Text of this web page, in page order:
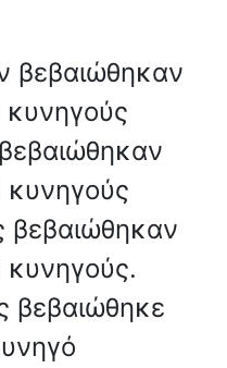
βεβαιώθηκαν
κυνηγούς
βεβαιώθηκαν
βεβαιώθηκε